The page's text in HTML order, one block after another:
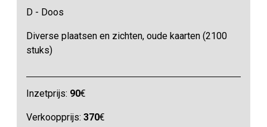
D - Doos
Diverse plaatsen en zichten, oude kaarten (2100
stuks)
Inzetprijs: 90€
Verkoopprijs:370€